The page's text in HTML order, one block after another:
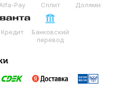
Alfa-Pay Сплит Долями
Кредит
Банковский
перевод